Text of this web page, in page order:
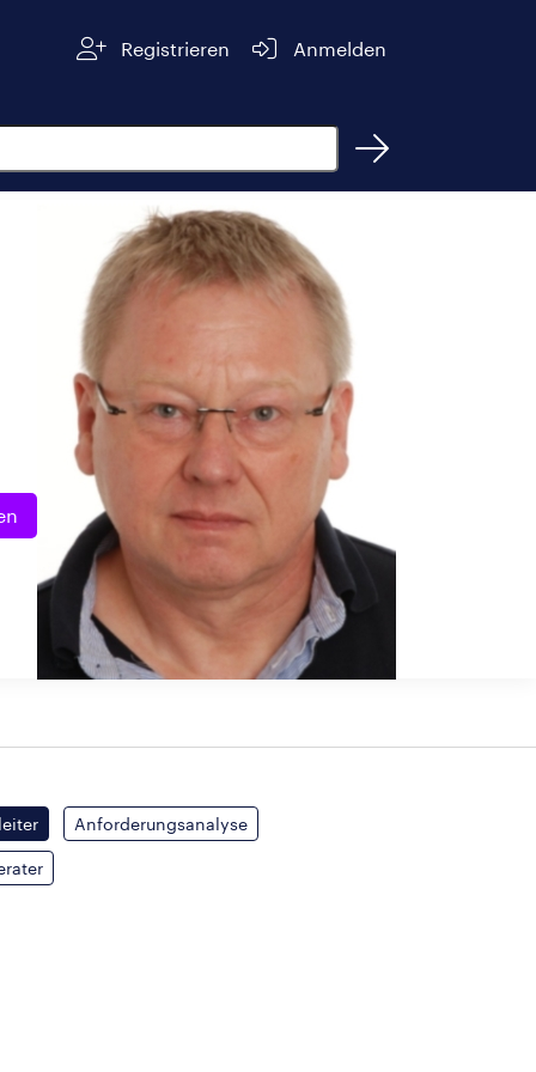
Registrieren Anmelden
Anforderungsanalyse